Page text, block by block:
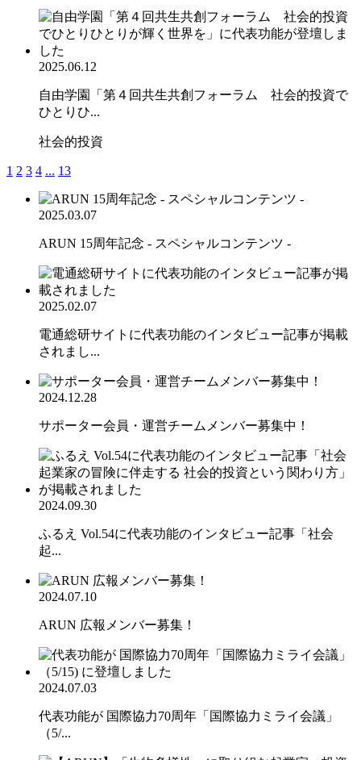
2025.06.12
自由学園「第４回共生共創フォーラム 社会的投資で
ひとりひ...
社会的投資
1 2 3 4 ... 13
2025.03.07
ARUN 15周年記念 - スペシャルコンテンツ -
2025.02.07
電通総研サイトに代表功能のインタビュー記事が掲載
されまし...
2024.12.28
サポーター会員・運営チームメンバー募集中！
2024.09.30
ふるえ Vol.54に代表功能のインタビュー記事「社会
起...
2024.07.10
ARUN 広報メンバー募集！
2024.07.03
代表功能が 国際協力70周年「国際協力ミライ会議」
（5/...